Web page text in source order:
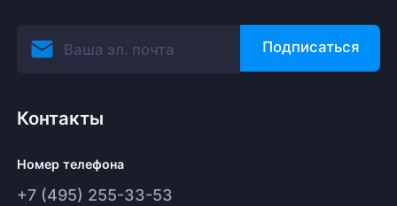
Подписаться
Контакты
Номер телефона
+7 (495) 255-33-53